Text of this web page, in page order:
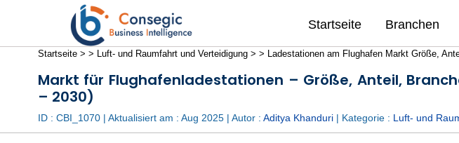
Startseite Branchen
Startseite > > Luft- und Raumfahrt und Verteidigung > > Ladestationen am Flughafen Markt Größe,
Markt für Flughafenladestationen – Größe, Anteil,
– 2030)
ID : CBI_1070 | Aktualisiert am : Aug 2025| Autor : Aditya Khanduri| Kategorie : Luft- und